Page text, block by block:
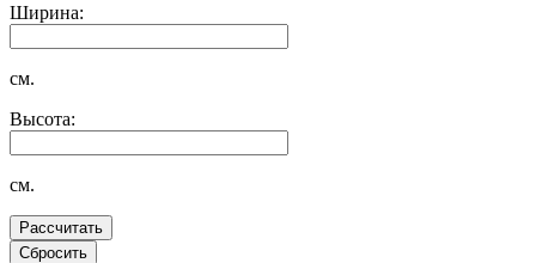
Ширина:
см.
Высота:
см.